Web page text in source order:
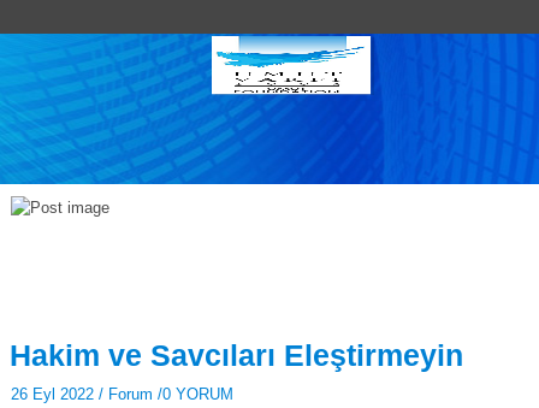
Hakim ve Savcıları Eleştirmeyin
26 Eyl 2022 / Forum /0 YORUM